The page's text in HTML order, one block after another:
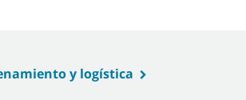
y logística